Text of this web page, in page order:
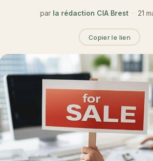
par la rédaction CIA Brest · 21
Copier le lien